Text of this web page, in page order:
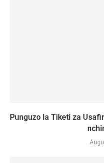
Punguzo la Tiketi za